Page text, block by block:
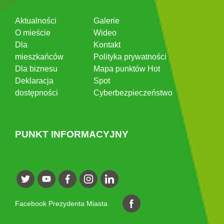
Aktualności
O mieście
Dla
mieszkańców
Dla biznesu
Deklaracja
dostępności
Galerie
Wideo
Kontakt
Polityka prywatności
Mapa punktów Hot
Spot
Cyberbezpieczeństwo
PUNKT INFORMACYJNY
Facebook Prezydenta Miasta